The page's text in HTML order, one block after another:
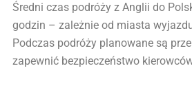
Średni czas podróży z Anglii do
godzin – zależnie od miasta
Podczas podróży planowane są
zapewnić bezpieczeństwo